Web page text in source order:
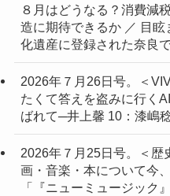
８月はどうなる？消費減
造に期待できるか ／ 目
化遺産に登録された奈良
2026年７月26日号。＜
たくて答えを盗みに行く
ばれて─井上馨 10：漆嶋
2026年７月25日号。＜歴
画・音楽・本について今
「『ニューミュージッ